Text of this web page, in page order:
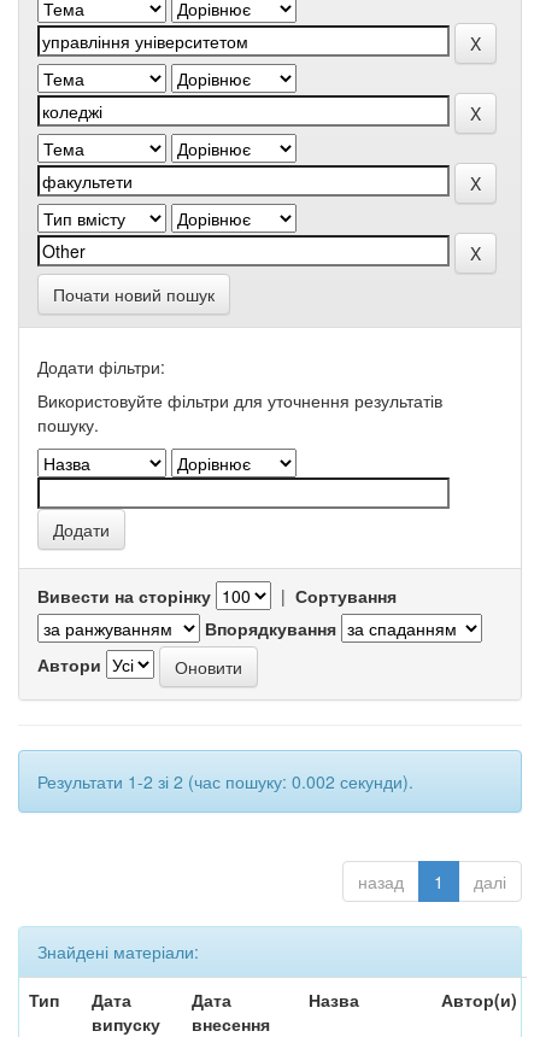
Почати новий пошук
Додати фільтри:
Використовуйте фільтри для уточнення результатів
пошуку.
Вивести на сторінку | Сортування
Впорядкування
Автори
Результати 1-2 зі 2 (час пошуку: 0.002 секунди).
назад 1 далі
Знайдені матеріали:
Тип
Дата
випуску
Дата
внесення
Назва Автор(и)